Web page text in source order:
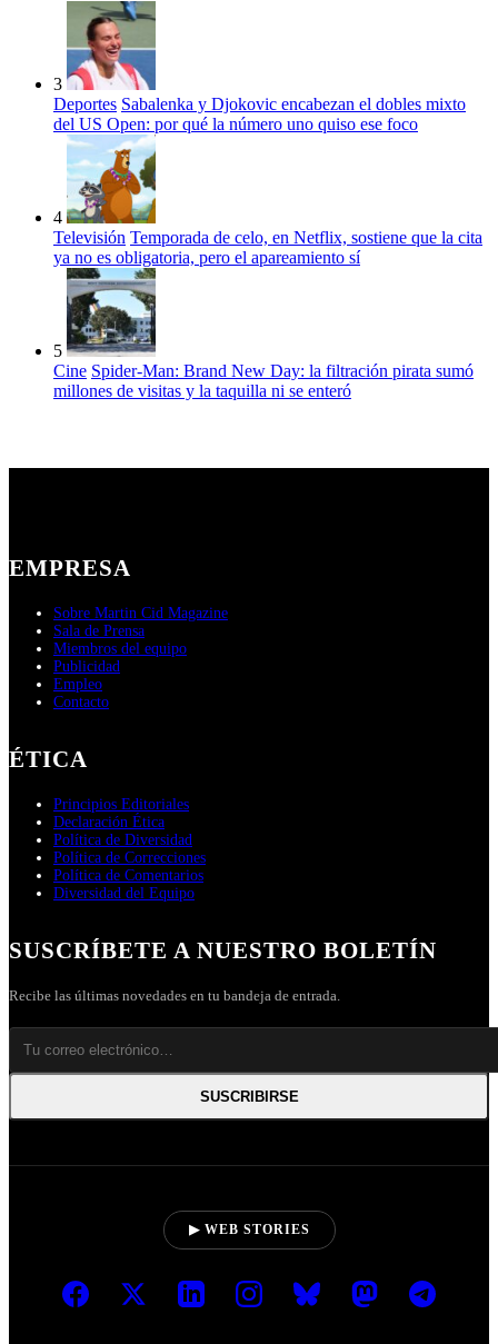
3
Deportes Sabalenka y Djokovic encabezan el dobles mixto
del US Open: por qué la número uno quiso ese foco
4
Televisión Temporada de celo, en Netflix, sostiene que la cita
ya no es obligatoria, pero el apareamiento sí
5
Cine Spider-Man: Brand New Day: la filtración pirata sumó
millones de visitas y la taquilla ni se enteró
EMPRESA
Sobre Martin Cid Magazine
Sala de Prensa
Miembros del equipo
Publicidad
Empleo
Contacto
ÉTICA
Principios Editoriales
Declaración Ética
Política de Diversidad
Política de Correcciones
Política de Comentarios
Diversidad del Equipo
SUSCRÍBETE A NUESTRO BOLETÍN
Recibe las últimas novedades en tu bandeja de entrada.
SUSCRIBIRSE
▶ WEB STORIES